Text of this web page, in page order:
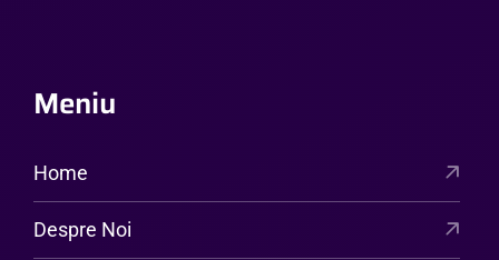
Meniu
Home
Despre Noi